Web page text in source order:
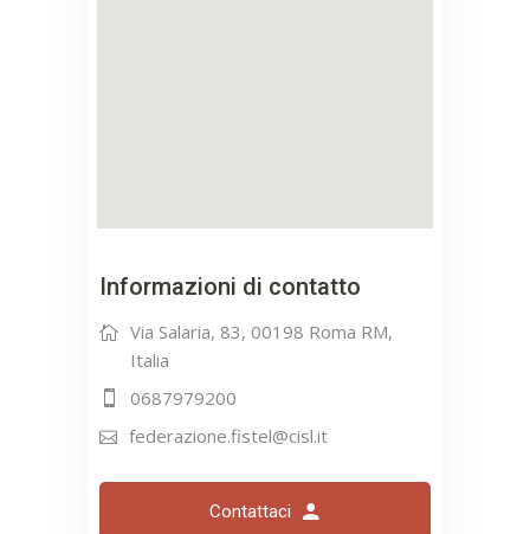
Informazioni di contatto
Via Salaria, 83, 00198 Roma RM,
Italia
0687979200
federazione.fistel@cisl.it
Contattaci